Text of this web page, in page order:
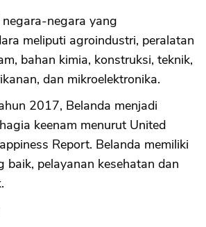
negara yang
meliputi agroindustri, peralatan
bahan kimia, konstruksi, teknik,
dan mikroelektronika.
2017, Belanda menjadi
keenam menurut United
Report. Belanda memiliki
baik, pelayanan kesehatan dan